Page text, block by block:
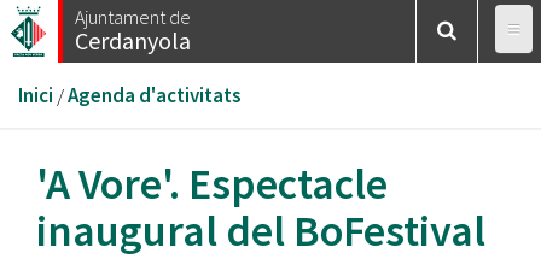
Vés
al
Ajuntament de
Cerdanyola
Esteu
aquí
Inici /Agenda d'activitats
'A Vore'. Espectacle
inaugural del BoFestival